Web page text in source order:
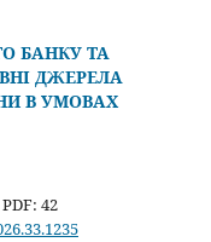
БАНКУ ТА
ДЖЕРЕЛА
В УМОВАХ
42